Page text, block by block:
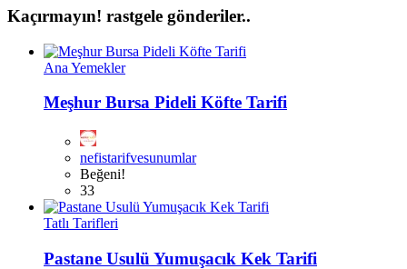
Kaçırmayın! rastgele gönderiler..
Ana Yemekler
Meşhur Bursa Pideli Köfte Tarifi
nefistarifvesunumlar
Beğeni!
33
Tatlı Tarifleri
Pastane Usulü Yumuşacık Kek Tarifi